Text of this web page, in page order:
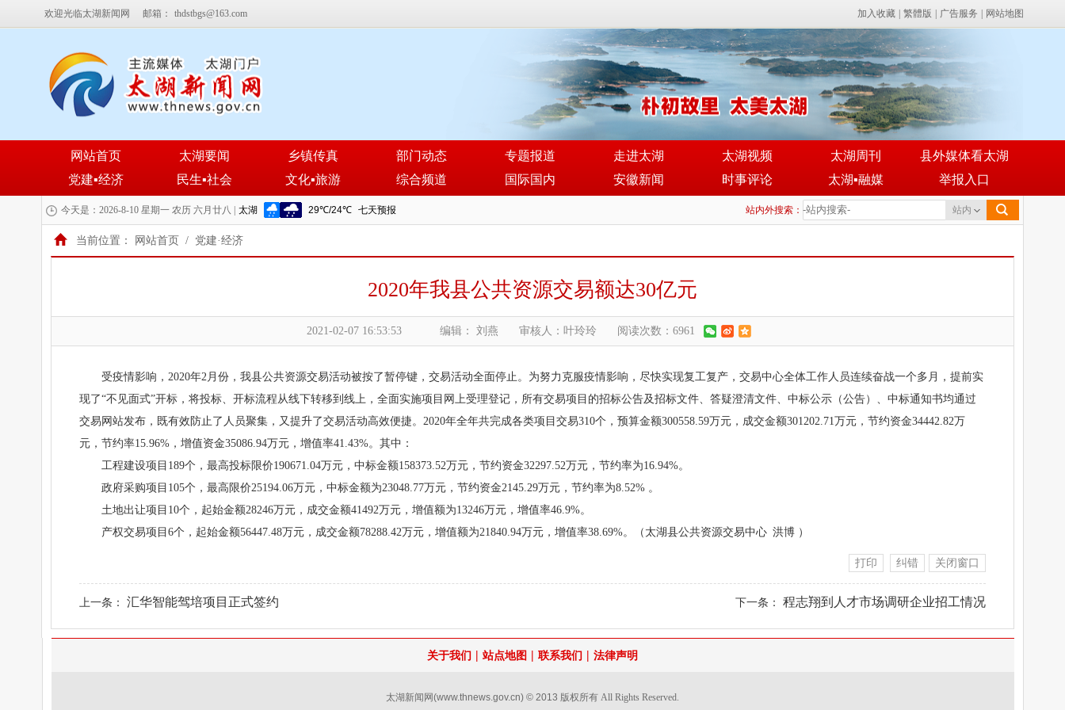
欢迎光临太湖新闻网 邮箱： thdstbgs@163.com 加入收藏 繁體版 广告服务 网站地图
网站首页 太湖要闻 乡镇传真 部门动态 专题报道 走进太湖 太湖视频 太湖周刊
县外媒体看太湖
党建▪经济
民生▪社会 文化▪旅游 综合频道 国际国内 安徽新闻 时事评论 太湖▪融媒 举报入口
今天是：2026-8-10 星期一 农历 六月廿八 | 站内外搜索： 站内
当前位置： 网站首页 / 党建·经济
2020年我县公共资源交易额达30亿元
2021-02-07 16:53:53 编辑： 刘燕 审核人：叶玲玲 阅读次数：6961
受疫情影响，2020年2月份，我县公共资源交易活动被按了暂停键，交易活动全面停止。为努力克服疫情影响，尽快实现复工复产，交易中心全体工作人员连续奋战一个多月，提前实
现了“不见面式”开标，将投标、开标流程从线下转移到线上，全面实施项目网上受理登记，所有交易项目的招标公告及招标文件、答疑澄清文件、中标公示（公告）、中标通知书均通过
交易网站发布，既有效防止了人员聚集，又提升了交易活动高效便捷。2020年全年共完成各类项目交易310个，预算金额300558.59万元，成交金额301202.71万元，节约资金34442.82万
元，节约率15.96%，增值资金35086.94万元，增值率41.43%。其中：
工程建设项目189个，最高投标限价190671.04万元，中标金额158373.52万元，节约资金32297.52万元，节约率为16.94%。
政府采购项目105个，最高限价25194.06万元，中标金额为23048.77万元，节约资金2145.29万元，节约率为8.52% 。
土地出让项目10个，起始金额28246万元，成交金额41492万元，增值额为13246万元，增值率46.9%。
产权交易项目6个，起始金额56447.48万元，成交金额78288.42万元，增值额为21840.94万元，增值率38.69%。（太湖县公共资源交易中心 洪博 ）
打印 纠错 关闭窗口
上一条： 汇华智能驾培项目正式签约 下一条： 程志翔到人才市场调研企业招工情况
关于我们 | 站点地图 | 联系我们 | 法律声明
太湖新闻网(www.thnews.gov.cn) © 2013 版权所有 All Rights Reserved.